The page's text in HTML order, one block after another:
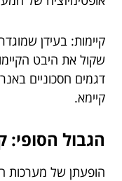
קיימות: בעידן
שקול את היבט
דגמים חסכוניים
קיימא.
הגבול
הופעתן של מערכות